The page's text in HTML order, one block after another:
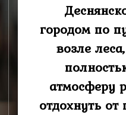
городом по
возле
атмосферу
отдохнуть от